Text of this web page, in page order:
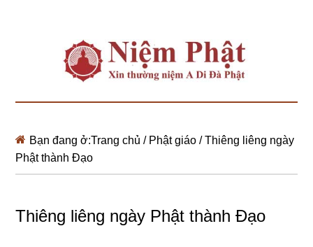
Bạn đang ở:Trang chủ / Phật giáo /Thiêng liêng ngày
Phật thành Đạo
Thiêng liêng ngày Phật thành Đạo